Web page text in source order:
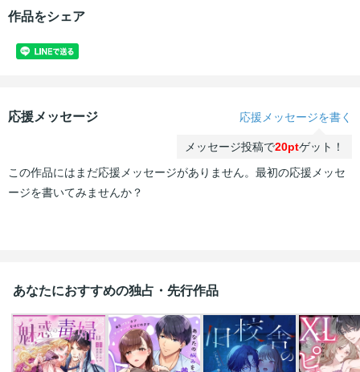
作品をシェア
応援メッセージ 応援メッセージを書く
メッセージ投稿で20ptゲット！
この作品にはまだ応援メッセージがありません。最初の応援メッセ
ージを書いてみませんか？
あなたにおすすめの独占・先行作品